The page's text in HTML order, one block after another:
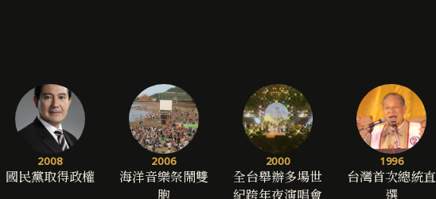
2008
國民黨取得政權
2006
海洋音樂祭鬧雙
胞
2000
全台舉辦多場世
紀跨年夜演唱會
1996
台灣首次總統直
選